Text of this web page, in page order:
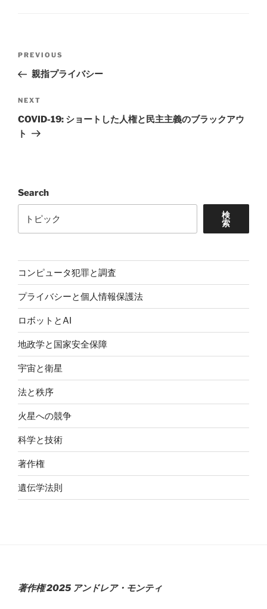
navigation
Previous
Post
PREVIOUS
親指プライバシー
Next
Post
NEXT
COVID-19: ショートした人権と民主主義のブラックアウ
ト
Search
検
索
コンピュータ犯罪と調査
プライバシーと個人情報保護法
ロボットとAI
地政学と国家安全保障
宇宙と衛星
法と秩序
火星への競争
科学と技術
著作権
遺伝学法則
著作権 2025 アンドレア・モンティ